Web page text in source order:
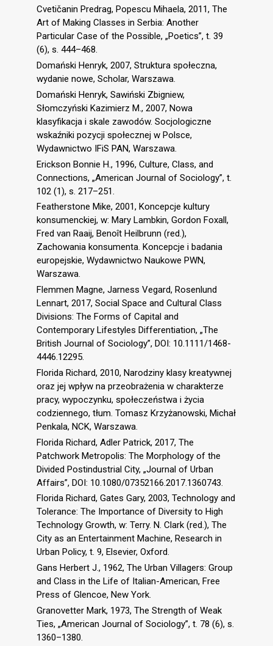
Cvetičanin Predrag, Popescu Mihaela, 2011, The
Art of Making Classes in Serbia: Another
Particular Case of the Possible, „Poetics”, t. 39
(6), s. 444–468.
Domański Henryk, 2007, Struktura społeczna,
wydanie nowe, Scholar, Warszawa.
Domański Henryk, Sawiński Zbigniew,
Słomczyński Kazimierz M., 2007, Nowa
klasyfikacja i skale zawodów. Socjologiczne
wskaźniki pozycji społecznej w Polsce,
Wydawnictwo IFiS PAN, Warszawa.
Erickson Bonnie H., 1996, Culture, Class, and
Connections, „American Journal of Sociology”, t.
102 (1), s. 217–251.
Featherstone Mike, 2001, Koncepcje kultury
konsumenckiej, w: Mary Lambkin, Gordon Foxall,
Fred van Raaij, Benoît Heilbrunn (red.),
Zachowania konsumenta. Koncepcje i badania
europejskie, Wydawnictwo Naukowe PWN,
Warszawa.
Flemmen Magne, Jarness Vegard, Rosenlund
Lennart, 2017, Social Space and Cultural Class
Divisions: The Forms of Capital and
Contemporary Lifestyles Differentiation, „The
British Journal of Sociology”, DOI: 10.1111/1468-
4446.12295.
Florida Richard, 2010, Narodziny klasy kreatywnej
oraz jej wpływ na przeobrażenia w charakterze
pracy, wypoczynku, społeczeństwa i życia
codziennego, tłum. Tomasz Krzyżanowski, Michał
Penkala, NCK, Warszawa.
Florida Richard, Adler Patrick, 2017, The
Patchwork Metropolis: The Morphology of the
Divided Postindustrial City, „Journal of Urban
Affairs”, DOI: 10.1080/07352166.2017.1360743.
Florida Richard, Gates Gary, 2003, Technology and
Tolerance: The Importance of Diversity to High
Technology Growth, w: Terry. N. Clark (red.), The
City as an Entertainment Machine, Research in
Urban Policy, t. 9, Elsevier, Oxford.
Gans Herbert J., 1962, The Urban Villagers: Group
and Class in the Life of Italian-American, Free
Press of Glencoe, New York.
Granovetter Mark, 1973, The Strength of Weak
Ties, „American Journal of Sociology”, t. 78 (6), s.
1360–1380.